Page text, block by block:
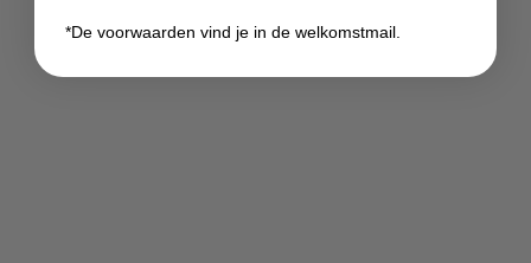
*De voorwaarden vind je in de welkomstmail.